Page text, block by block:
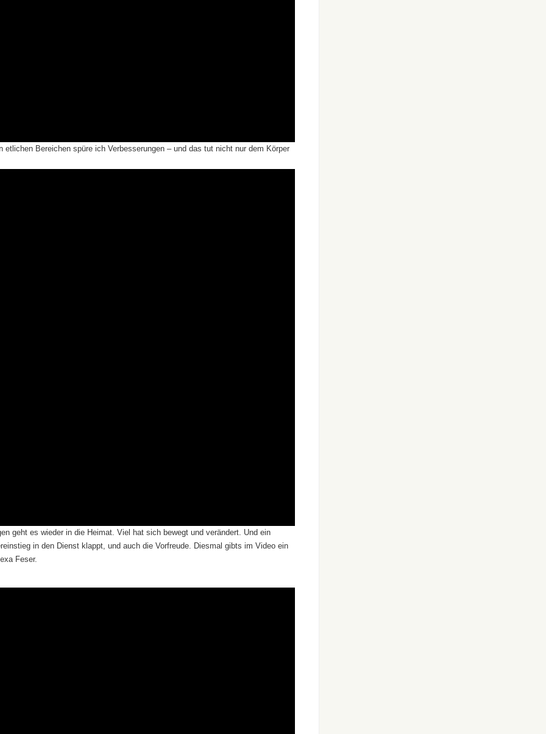
Bereichen spüre ich Verbesserungen – und das tut nicht nur dem Körper
geht es wieder in die Heimat. Viel hat sich bewegt und verändert. Und ein
in den Dienst klappt, und auch die Vorfreude. Diesmal gibts im Video ein
Feser.